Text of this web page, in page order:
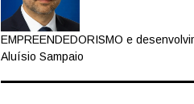
EMPREENDEDORISMO e
Aluísio Sampaio